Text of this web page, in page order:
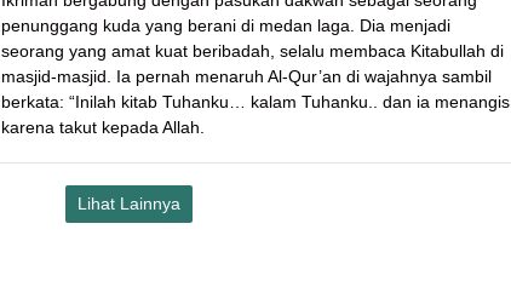
penunggang kuda yang berani di medan laga. Dia menjadi
seorang yang amat kuat beribadah, selalu membaca Kitabullah di
masjid-masjid. Ia pernah menaruh Al-Qur’an di wajahnya sambil
berkata: “Inilah kitab Tuhanku… kalam Tuhanku.. dan ia menangis
karena takut kepada Allah.
Lihat Lainnya